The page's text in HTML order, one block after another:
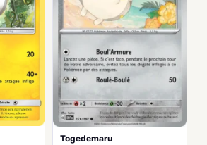
Togedemaru